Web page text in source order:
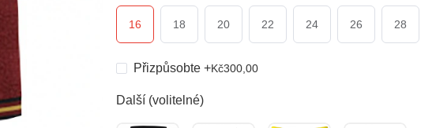
16 18 20 22 24 26 28
Přizpůsobte +Kč300,00
Další (volitelné)